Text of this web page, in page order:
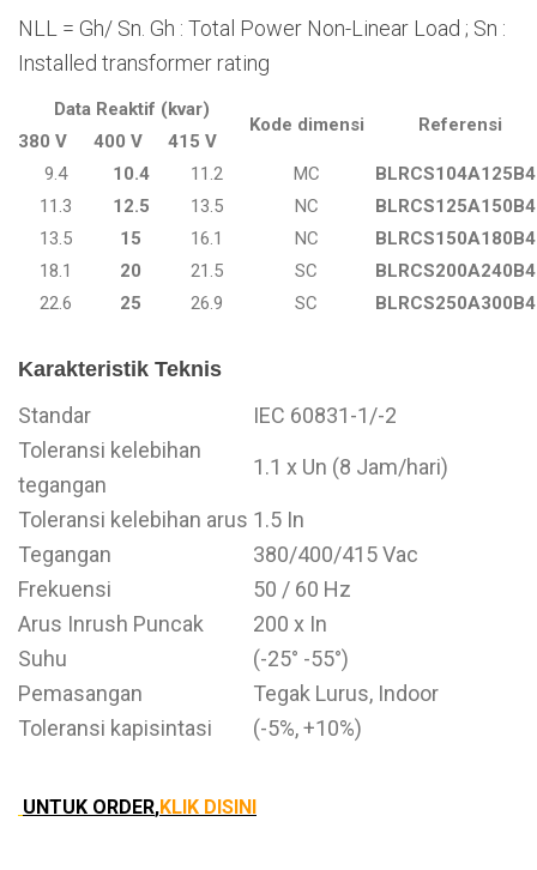
NLL = Gh/ Sn. Gh : Total Power Non-Linear Load ; Sn :
Installed transformer rating
Data Reaktif (kvar)
Kode dimensi Referensi
380 V 400 V
415 V
9.4
10.4 11.2 MC
11.3
12.5 13.5 NC
13.5
15 16.1 NC
18.1
20 21.5 SC
22.6
25 26.9 SC
Karakteristik Teknis
Standar
IEC 60831-1/-2
Toleransi kelebihan
tegangan
1.1 x Un (8 Jam/hari)
Toleransi kelebihan arus 1.5 In
Tegangan
380/400/415 Vac
Frekuensi
50 / 60 Hz
Arus Inrush Puncak
200 x In
Suhu
(-25° -55°)
Pemasangan
Tegak Lurus, Indoor
Toleransi kapisintasi
(-5%, +10%)
UNTUK ORDER,KLIK DISINI